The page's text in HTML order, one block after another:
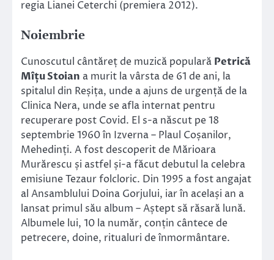
regia Lianei Ceterchi (premiera 2012).
Noiembrie
Cunoscutul cântăreț de muzică populară Petrică
Mîțu Stoian a murit la vârsta de 61 de ani, la
spitalul din Reșița, unde a ajuns de urgență de la
Clinica Nera, unde se afla internat pentru
recuperare post Covid. El s-a născut pe 18
septembrie 1960 în Izverna – Plaul Coșanilor,
Mehedinți. A fost descoperit de Mărioara
Murărescu și astfel și-a făcut debutul la celebra
emisiune Tezaur folcloric. Din 1995 a fost angajat
al Ansamblului Doina Gorjului, iar în același an a
lansat primul său album – Aștept să răsară lună.
Albumele lui, 10 la număr, conțin cântece de
petrecere, doine, ritualuri de înmormântare.